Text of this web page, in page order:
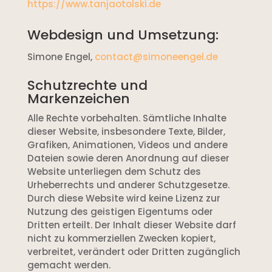
https://www.tanjaotolski.de
Webdesign und Umsetzung:
Simone Engel, contact@simoneengel.de
Schutzrechte und
Markenzeichen
Alle Rechte vorbehalten. Sämtliche Inhalte
dieser Website, insbesondere Texte, Bilder,
Grafiken, Animationen, Videos und andere
Dateien sowie deren Anordnung auf dieser
Website unterliegen dem Schutz des
Urheberrechts und anderer Schutzgesetze.
Durch diese Website wird keine Lizenz zur
Nutzung des geistigen Eigentums oder
Dritten erteilt. Der Inhalt dieser Website darf
nicht zu kommerziellen Zwecken kopiert,
verbreitet, verändert oder Dritten zugänglich
gemacht werden.